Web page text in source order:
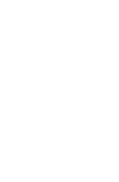
Tekankan